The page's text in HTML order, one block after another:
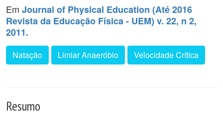
Em Journal of Physical Education (Até 2016
Revista da Educação Física - UEM) v. 22, n 2,
2011.
Natação Limiar Anaeróbio Velocidade Crítica
Resumo